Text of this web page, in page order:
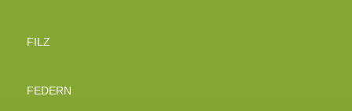
FILZ
FEDERN